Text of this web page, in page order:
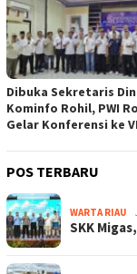
Dibuka Sekretaris
Kominfo Rohil, PWI
Gelar Konferensi ke
POS TERBARU
WARTA RIAU
SKK